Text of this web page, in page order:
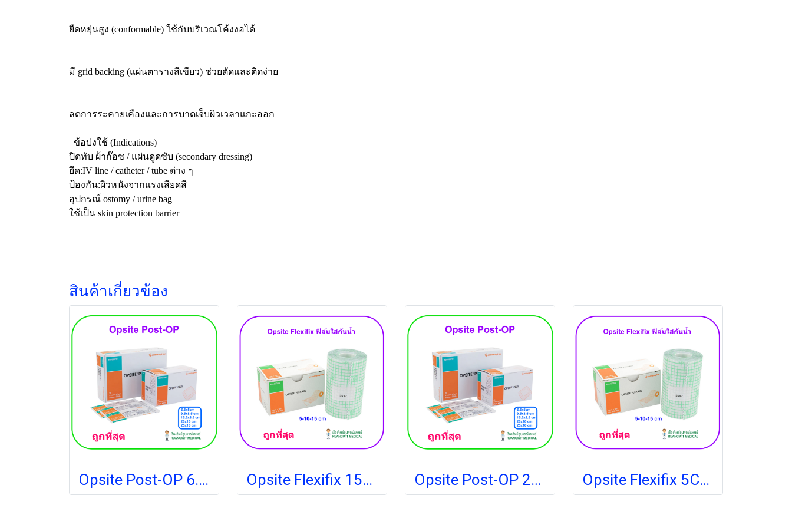
ยืดหยุ่นสูง (conformable) ใช้กับบริเวณโค้งงอได้
มี grid backing (แผ่นตารางสีเขียว) ช่วยตัดและติดง่าย
ลดการระคายเคืองและการบาดเจ็บผิวเวลาแกะออก
ข้อบ่งใช้ (Indications)
ปิดทับ ผ้าก๊อซ / แผ่นดูดซับ (secondary dressing)
ยึด:IV line / catheter / tube ต่าง ๆ
ป้องกัน:ผิวหนังจากแรงเสียดสี
อุปกรณ์ ostomy / urine bag
ใช้เป็น skin protection barrier
สินค้าเกี่ยวข้อง
Opsite Post-OP 6.5x5 cm แผ่นเทปใสปิดแผลกันน้ำพร้อมแผ่นซับ (1 แผ่น) Opsite Flexifix 15CM x 10M แผ่นฟิล์มใสกันน้ำ (1 กล่อง) Opsite Post-OP 25x10 cm แผ่นเทปใสปิดแผลกันน้ำพร้อมแผ่นซับ (1 แผ่น) Opsite Flexifix 5CM x 10M แผ่นฟิล์มใสกันน้ำ (1 กล่อง)